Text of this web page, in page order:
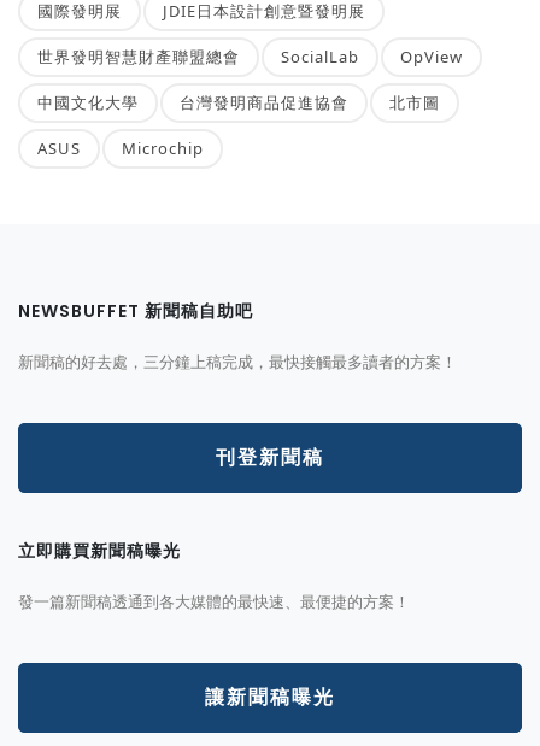
國際發明展 JDIE日本設計創意暨發明展
世界發明智慧財產聯盟總會 SocialLab OpView
中國文化大學 台灣發明商品促進協會 北市圖
ASUS Microchip
NEWSBUFFET 新聞稿自助吧
新聞稿的好去處，三分鐘上稿完成，最快接觸最多讀者的方案！
刊登新聞稿
立即購買新聞稿曝光
發一篇新聞稿透通到各大媒體的最快速、最便捷的方案！
讓新聞稿曝光